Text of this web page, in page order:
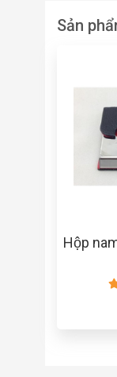
Sản
Hộp